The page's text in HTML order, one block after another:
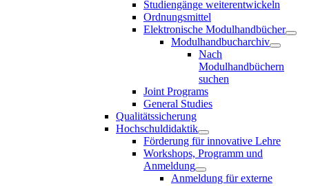
Studiengänge weiterentwickeln
Ordnungsmittel
Elektronische Modulhandbücher
Modulhandbucharchiv
Nach
Modulhandbüchern
suchen
Joint Programs
General Studies
Qualitätssicherung
Hochschuldidaktik
Förderung für innovative Lehre
Workshops, Programm und
Anmeldung
Anmeldung für externe